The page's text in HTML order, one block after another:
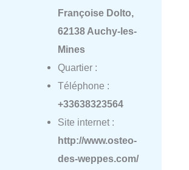
Françoise Dolto,
62138 Auchy-les-
Mines
Quartier :
Téléphone :
+33638323564
Site internet :
http://www.osteo-
des-weppes.com/